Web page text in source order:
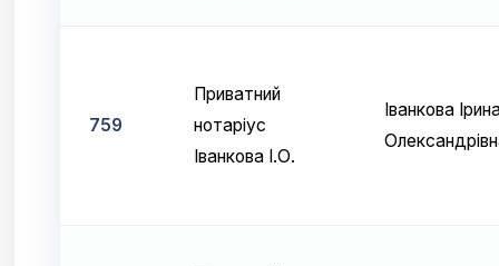
759
Приватний
нотаріус
Іванкова І.О.
Іванкова